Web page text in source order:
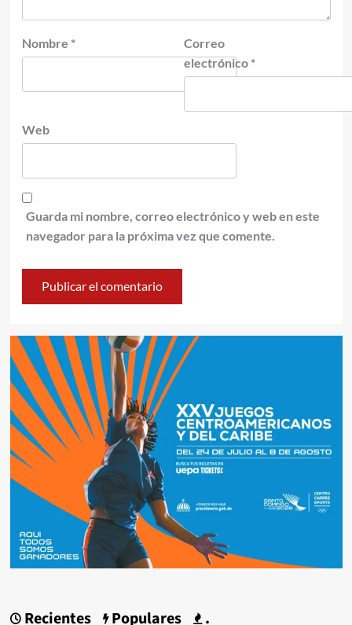
Nombre *
Correo
electrónico *
Web
Guarda mi nombre, correo electrónico y web en este
navegador para la próxima vez que comente.
Recientes Populares .